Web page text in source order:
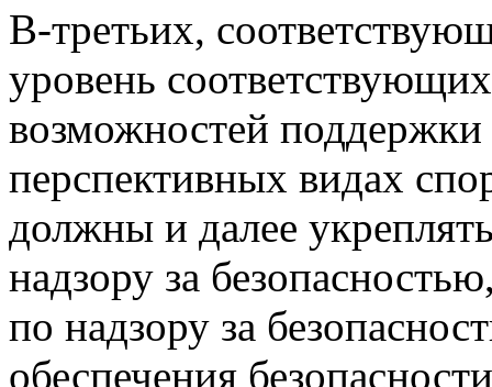
В-третьих,
уровень
возможностей
перспективных видах
должны и далее
надзору за
по надзору за
обеспечения